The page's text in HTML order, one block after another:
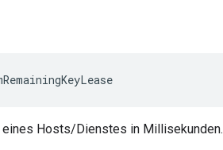
Hosts/Dienstes in Millisekunden.